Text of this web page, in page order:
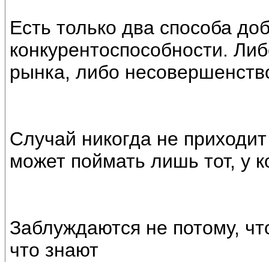
Есть только два способа
конкурентоспособности.
рынка, либо
Случай никогда не
может поймать лишь тот, у
Заблуждаются не потому,
что знают